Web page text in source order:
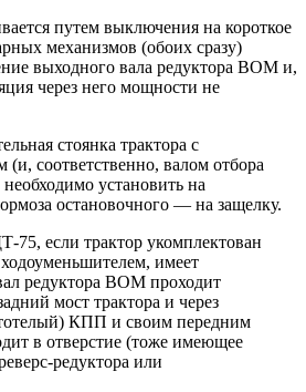
путем выключения на короткое
механизмов (обоих сразу)
выходного вала редуктора ВОМ и,
через него мощности не
стоянка трактора с
соответственно, валом отбора
установить на
остановочного — на защелку.
75, если трактор укомплектован
имеет
редуктора ВОМ проходит
мост трактора и через
КПП и своим передним
в отверстие (тоже имеющее
редуктора или